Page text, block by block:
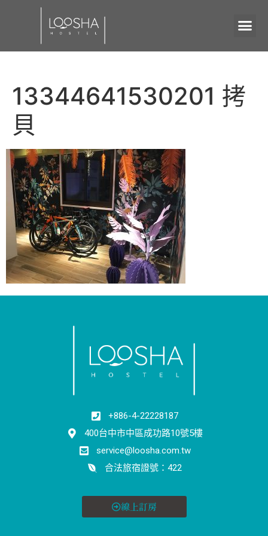
13344641530201 拷
貝
+886-4-22228187
400台中市中區成功路10號5樓
service@loosha.com.tw
合法旅宿證號：422
線上訂房